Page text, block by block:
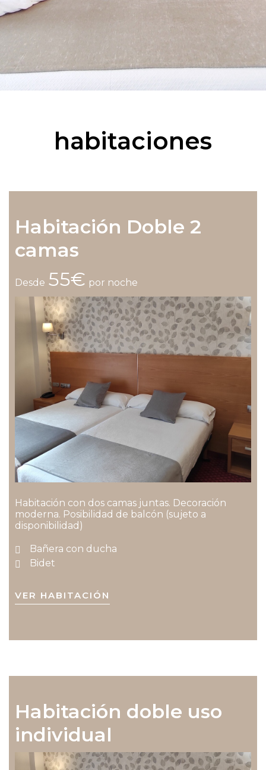
habitaciones
Habitación Doble 2
camas
Desde 55€ por noche
Habitación con dos camas juntas. Decoración
moderna. Posibilidad de balcón (sujeto a
disponibilidad)
Bañera con ducha
Bidet
VER HABITACIÓN
Habitación doble uso
individual